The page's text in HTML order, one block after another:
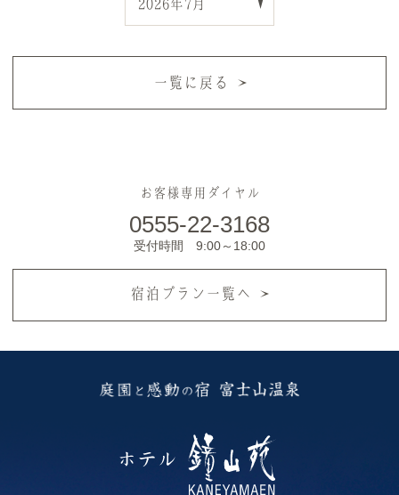
一覧に戻る
お客様専用ダイヤル
0555-22-3168
受付時間 9:00～18:00
宿泊プラン一覧へ